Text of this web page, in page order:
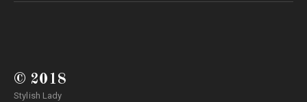
© 2018
Stylish Lady